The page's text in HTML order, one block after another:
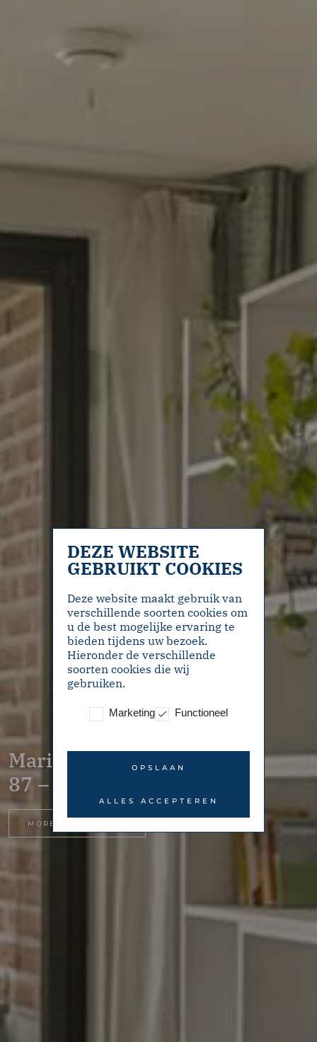
Maria Austriastraat
87 – Amsterdam
MORE INFORMATION
DEZE WEBSITE
GEBRUIKT COOKIES
Deze website maakt gebruik van
verschillende soorten cookies om
u de best mogelijke ervaring te
bieden tijdens uw bezoek.
Hieronder de verschillende
soorten cookies die wij
gebruiken.
Marketing Functioneel
OPSLAAN
ALLES ACCEPTEREN